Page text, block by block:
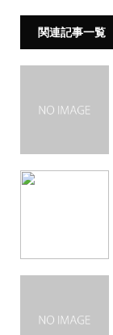
関連記事一覧